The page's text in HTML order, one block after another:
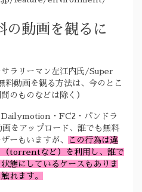
の動画を観るに
ラリーマン左江内氏/Super
動画を観る方法は、今のとこ
のものなどは除く）
・FC2・パンドラ
をアップロード、誰でも無料
ーもいますが、
この行為は違
（torrentなど）を利用し、誰で
態にしているケースもありま
れます。